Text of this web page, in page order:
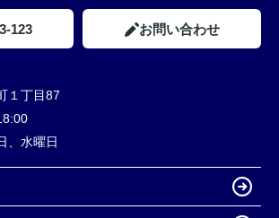
123 お問い合わせ
１丁目87
、水曜日